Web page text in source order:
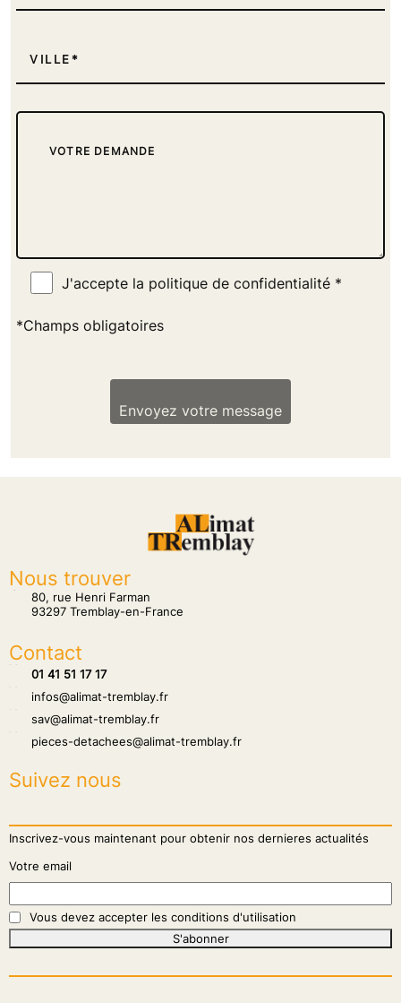
ECOLE, CENTRE DE FORMATION,
VILLE
J'accepte la politique de confidentialité *
*Champs obligatoires
Envoyez votre message
Nous trouver
80, rue Henri Farman
93297 Tremblay-en-France
Contact
01 41 51 17 17
infos@alimat-tremblay.fr
sav@alimat-tremblay.fr
pieces-detachees@alimat-tremblay.fr
Suivez nous
Inscrivez-vous maintenant pour obtenir nos dernieres actualités
Votre email
Vous devez accepter les conditions d'utilisation
S'abonner